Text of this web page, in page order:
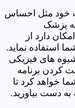
خود مثل احساس
پزشک
دارد از
استفاده نماید.
های فیزیکی
کردن برنامه
خواهد کرد تا
به دست بیاورید.